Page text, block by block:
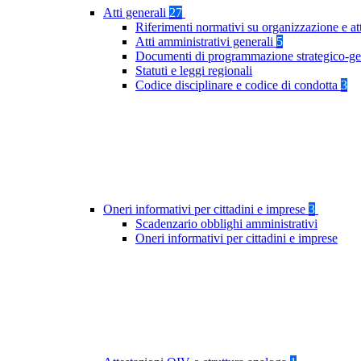
Atti generali 27
Riferimenti normativi su organizzazione e
Atti amministrativi generali 5
Documenti di programmazione strategico-
Statuti e leggi regionali
Codice disciplinare e codice di condotta 3
Oneri informativi per cittadini e imprese 3
Scadenzario obblighi amministrativi
Oneri informativi per cittadini e imprese